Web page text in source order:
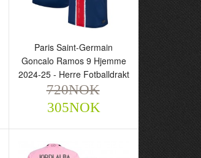
Paris Saint-Germain
Goncalo Ramos 9 Hjemme
2024-25 - Herre
Fotballdrakt
720NOK 305NOK
Paris Saint-Germain
Goncalo Ramos 9 Hjemme
2024-25 - Herre Fotballdrakt
720NOK
305NOK